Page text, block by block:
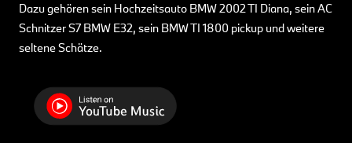
Dazu gehören sein Hochzeitsauto BMW 2002 TI Diana, sein AC
Schnitzer S7 BMW E32, sein BMW TI 1800 pickup und weitere
seltene Schätze.